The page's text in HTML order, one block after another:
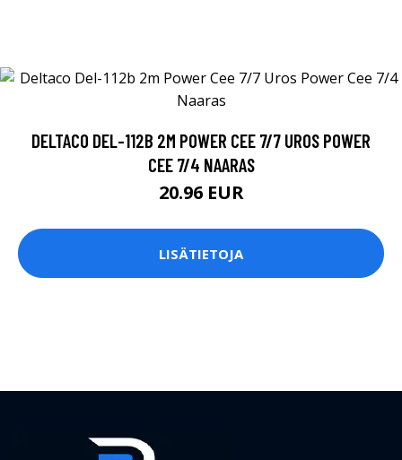
DELTACO DEL-112B 2M POWER CEE 7/7 UROS POWER
CEE 7/4 NAARAS
20.96 EUR
LISÄTIETOJA